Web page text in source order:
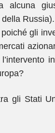
alcuna
gli
gli Stati